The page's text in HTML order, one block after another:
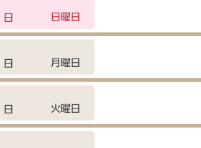
日 日曜日
日 月曜日
日 火曜日